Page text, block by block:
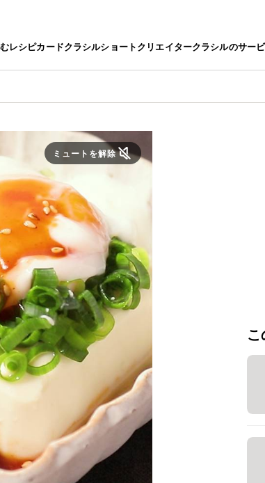
レシピカードクラシルショートクリエイタークラシルのサー
ミュートを解除